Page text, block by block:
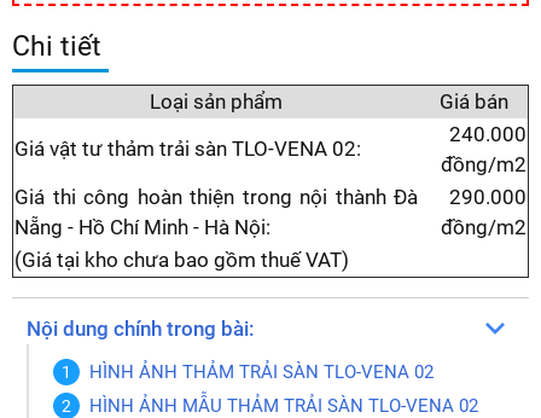
Chi tiết
Loại sản phẩm
Giá bán
Giá vật tư thảm trải sàn TLO-VENA 02:
240.000
đồng/m2
Giá thi công hoàn thiện trong nội thành Đà
Nẵng - Hồ Chí Minh - Hà Nội:
290.000
đồng/m2
(Giá tại kho chưa bao gồm thuế VAT)
Nội dung chính trong bài:
HÌNH ẢNH THẢM TRẢI SÀN TLO-VENA 02
HÌNH ẢNH MẪU THẢM TRẢI SÀN TLO-VENA 02